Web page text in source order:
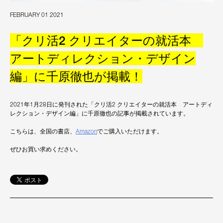
FEBRUARY 01 2021
「クリ活2 クリエイターの就活本
アートディレクション・デザイン
編」に千原徹也が掲載！
2021年1月28日に発刊された「クリ活2 クリエイターの就活本 アートディ
レクション・デザイン編」に千原徹也の記事が掲載されています。
こちらは、全国の書店、 Amazonでご購入いただけます。
ぜひお買い求めください。